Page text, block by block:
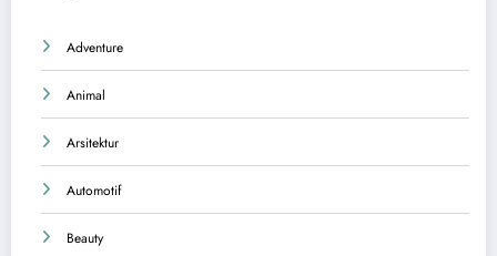
Adventure
Animal
Arsitektur
Automotif
Beauty